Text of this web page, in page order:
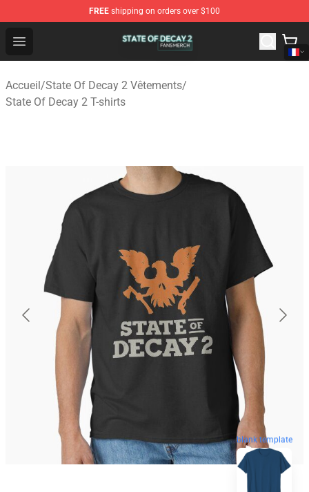
FREE shipping on orders over $100
Open menu
State Of Decay 2 Shop - Official State Of Decay 2
Accueil/State Of Decay 2 Vêtements/
State Of Decay 2 T-shirts
blank template